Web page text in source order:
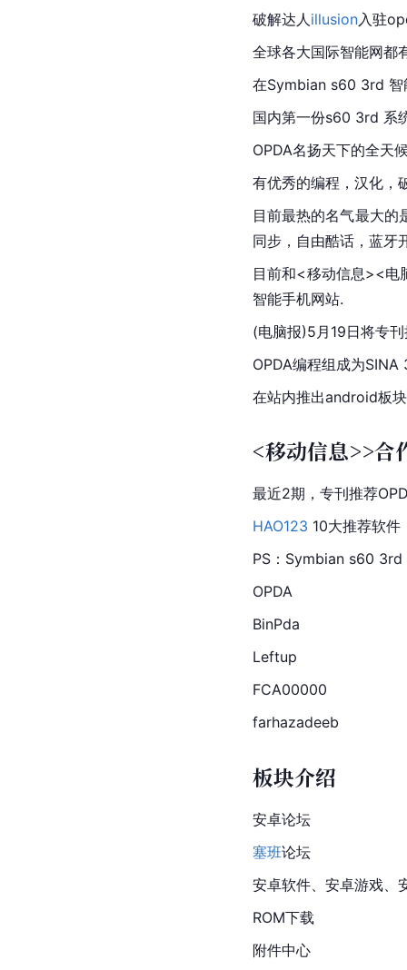
破解达人illusion入驻
全球各大国际智能网都
在Symbian s60 3rd 智
国内第一份s60 3rd 系
OPDA名扬天下的全天
有优秀的编程，汉化，
目前最热的名气最大的
同步，自由酷话，蓝牙
目前和<移动信息><电
智能手机网站.
(电脑报)5月19日将专
OPDA编程组成为SINA
在站内推出android板块
<移动信息>>合
最近2期，专刊推荐
HAO123 10大推荐软件
PS：Symbian s60 3rd
OPDA
BinPda
Leftup
FCA00000
farhazadeeb
板块介绍
安卓论坛
塞班论坛
安卓软件、安卓游戏、
ROM下载
附件中心